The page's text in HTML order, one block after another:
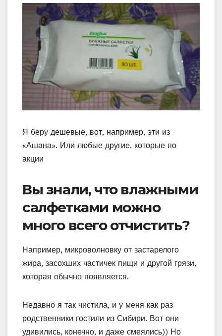
Я беру дешевые, вот, например, эти из
«Ашана». Или любые другие, которые по
акции
Вы знали, что влажными
салфетками можно
много всего отчистить?
Например, микроволновку от застарелого
жира, засохших частичек пищи и другой грязи,
которая обычно появляется.
Недавно я так чистила, и у меня как раз
родственники гостили из Сибири. Вот они
удивились, конечно, и даже смеялись)) Но